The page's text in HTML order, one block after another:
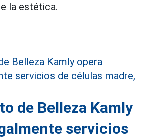
la estética.
de Belleza Kamly
servicios